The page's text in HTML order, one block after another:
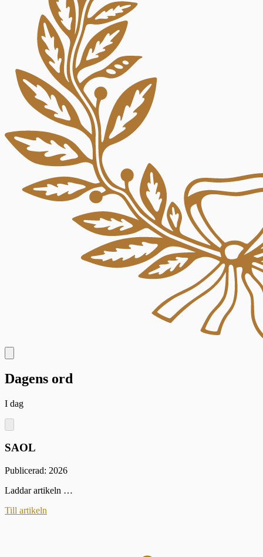
Dagens ord
I dag
SAOL
Publicerad: 2026
Laddar artikeln …
Till artikeln